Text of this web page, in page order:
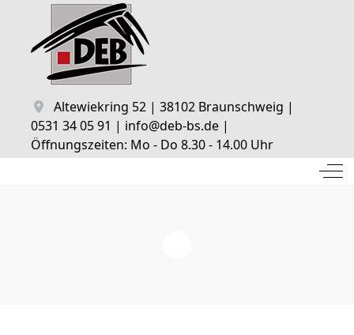
Altewiekring 52 | 38102 Braunschweig |
0531 34 05 91 | info@deb-bs.de |
Öffnungszeiten: Mo - Do 8.30 - 14.00 Uhr